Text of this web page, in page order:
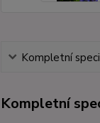
Kompletní
Kompletní